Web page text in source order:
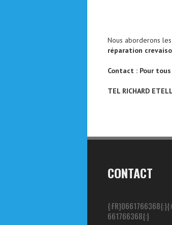
Nous aborderons
réparation
Contact : Pour
TEL RICHARD
CONTACT
661766368{:}